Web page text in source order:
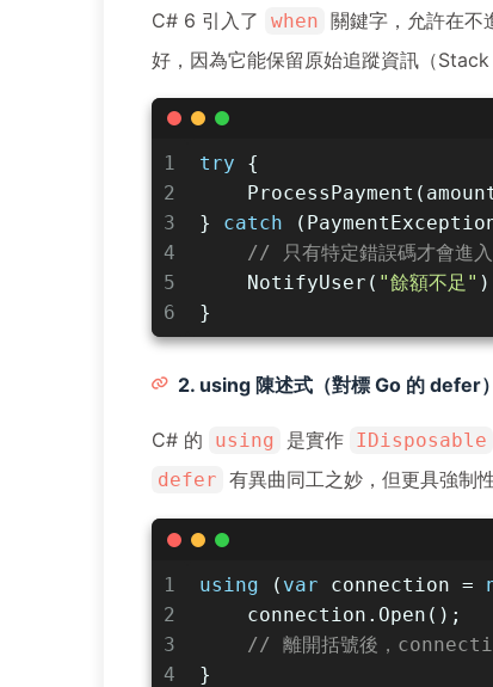
C# 6 引入了 when 關鍵字，允許在不
好，因為它能保留原始追蹤資訊（Stack
1
2
3
4
5
6
try {
} catch
// 只有特定錯誤碼才會進
    NotifyUser(
"餘額不足"
}
2. using 陳述式（對標 Go 的 defer）
C# 的 using 是實作 IDisposable
defer 有異曲同工之妙，但更具強制性
1
2
3
4
using ( var connection =
    connection.Open();
// 離開括號後，
}